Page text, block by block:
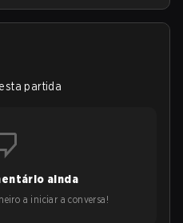
partida
ainda
a iniciar a conversa!